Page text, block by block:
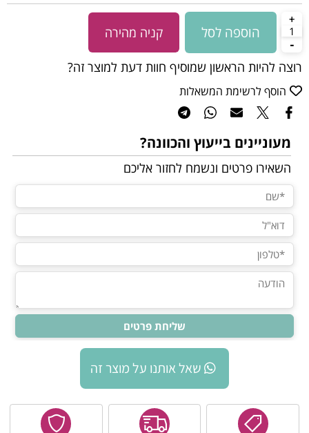
הוספה לסל קניה מהירה
רוצה להיות הראשון שמוסיף חוות דעת למוצר זה?
הוסף לרשימת המשאלות
מעוניינים בייעוץ והכוונה?
השאירו פרטים ונשמח לחזור אליכם
שאל אותנו על מוצר זה